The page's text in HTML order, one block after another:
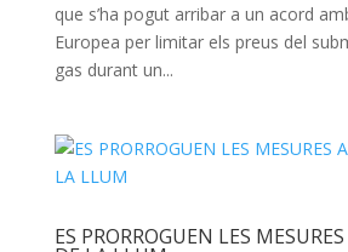
que s’ha pogut arribar a un acord
Europea per limitar els preus del
gas durant un...
ES PRORROGUEN LES